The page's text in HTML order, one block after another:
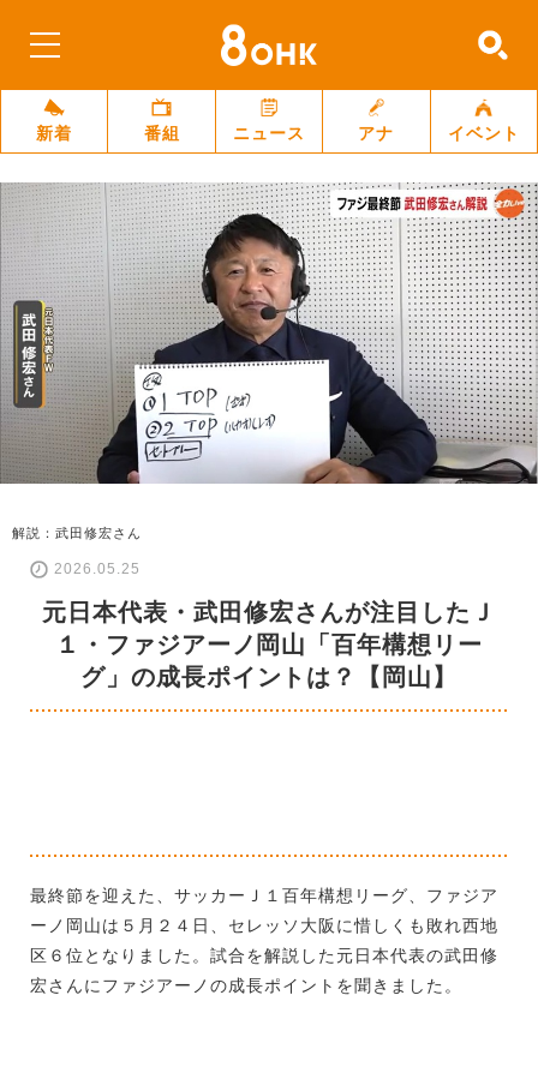
新着 番組 ニュース アナ イベント
解説：武田修宏さん
2026.05.25
元日本代表・武田修宏さんが注目したＪ
１・ファジアーノ岡山「百年構想リー
グ」の成長ポイントは？【岡山】
最終節を迎えた、サッカーＪ１百年構想リーグ、ファジア
ーノ岡山は５月２４日、セレッソ大阪に惜しくも敗れ西地
区６位となりました。試合を解説した元日本代表の武田修
宏さんにファジアーノの成長ポイントを聞きました。